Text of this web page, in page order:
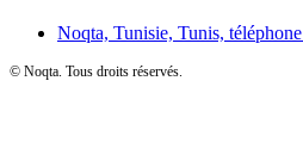
Noqta, Tunisie, Tunis, téléphone
© Noqta. Tous droits réservés.